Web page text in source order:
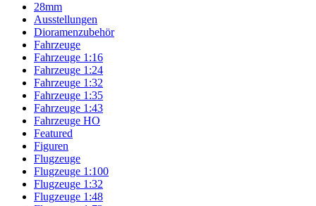
28mm
Ausstellungen
Dioramenzubehör
Fahrzeuge
Fahrzeuge 1:16
Fahrzeuge 1:24
Fahrzeuge 1:32
Fahrzeuge 1:35
Fahrzeuge 1:43
Fahrzeuge HO
Featured
Figuren
Flugzeuge
Flugzeuge 1:100
Flugzeuge 1:32
Flugzeuge 1:48